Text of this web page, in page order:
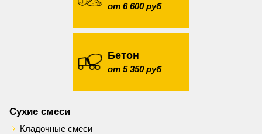
от 6 600 руб
Бетон
от 5 350 руб
Сухие смеси
Кладочные смеси